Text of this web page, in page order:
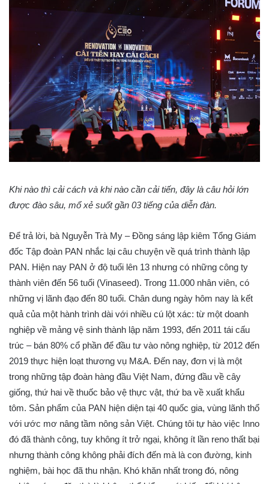
Khi nào thì cải cách và khi nào cần cải tiến, đây là câu hỏi lớn
được đào sâu, mổ xẻ suốt gần 03 tiếng của diễn đàn.
Để trả lời, bà Nguyễn Trà My – Đồng sáng lập kiêm Tổng Giám
đốc Tập đoàn PAN nhắc lại câu chuyện về quá trình thành lập
PAN. Hiện nay PAN ở độ tuổi lên 13 nhưng có những công ty
thành viên đến 56 tuổi (Vinaseed). Trong 11.000 nhân viên, có
những vị lãnh đạo đến 80 tuổi. Chân dung ngày hôm nay là kết
quả của một hành trình dài với nhiều cú lột xác: từ một doanh
nghiệp về mảng vệ sinh thành lập năm 1993, đến 2011 tái cấu
trúc – bán 80% cổ phần để đầu tư vào nông nghiệp, từ 2012 đến
2019 thực hiện loạt thương vụ M&A. Đến nay, đơn vị là một
trong những tập đoàn hàng đầu Việt Nam, đứng đầu về cây
giống, thứ hai về thuốc bảo vệ thực vật, thứ ba về xuất khẩu
tôm. Sản phẩm của PAN hiện diện tại 40 quốc gia, vùng lãnh thổ
với ước mơ nâng tầm nông sản Việt. Chúng tôi tự hào việc Inno
đó đã thành công, tuy không ít trở ngại, không ít lần reno thất bại
nhưng thành công không phải đích đến mà là con đường, kinh
nghiệm, bài học đã thu nhận. Khó khăn nhất trong đó, nông